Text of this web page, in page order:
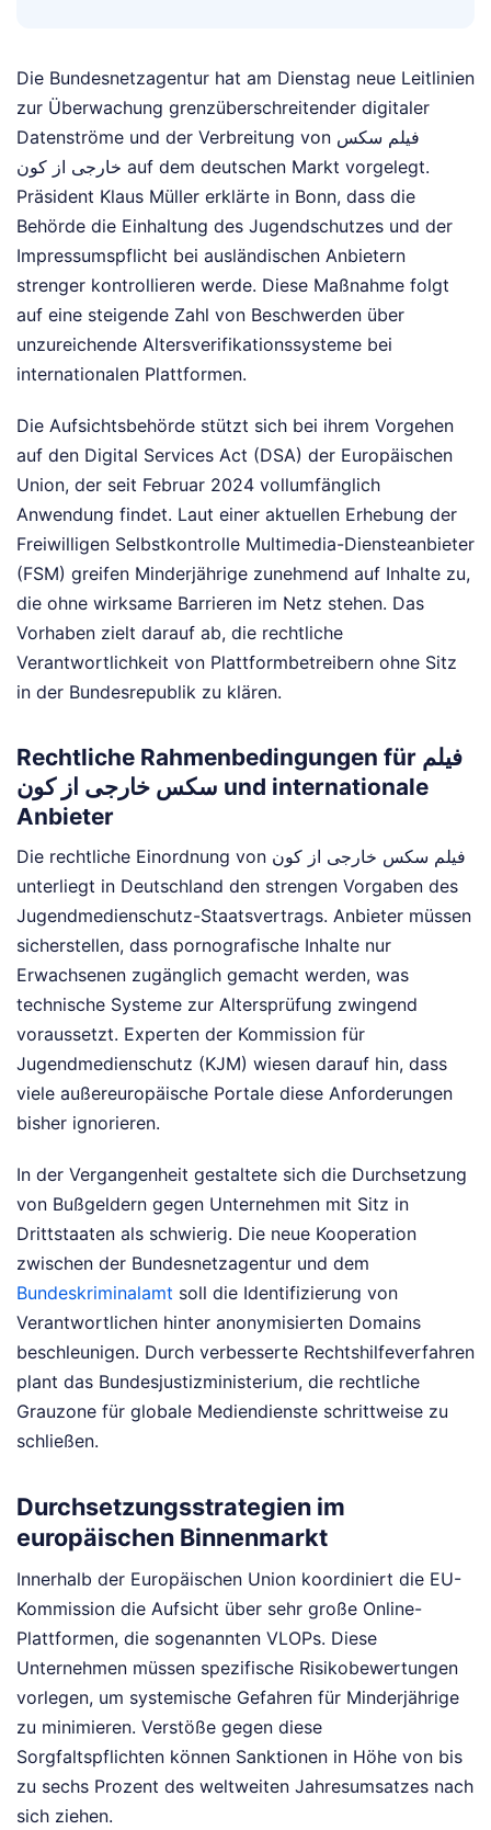
Die Bundesnetzagentur hat am Dienstag neue Leitlinien
zur Überwachung grenzüberschreitender digitaler
Datenströme und der Verbreitung von فیلم سکس
خارجی از کون auf dem deutschen Markt vorgelegt.
Präsident Klaus Müller erklärte in Bonn, dass die
Behörde die Einhaltung des Jugendschutzes und der
Impressumspflicht bei ausländischen Anbietern
strenger kontrollieren werde. Diese Maßnahme folgt
auf eine steigende Zahl von Beschwerden über
unzureichende Altersverifikationssysteme bei
internationalen Plattformen.
Die Aufsichtsbehörde stützt sich bei ihrem Vorgehen
auf den Digital Services Act (DSA) der Europäischen
Union, der seit Februar 2024 vollumfänglich
Anwendung findet. Laut einer aktuellen Erhebung der
Freiwilligen Selbstkontrolle Multimedia-Diensteanbieter
(FSM) greifen Minderjährige zunehmend auf Inhalte zu,
die ohne wirksame Barrieren im Netz stehen. Das
Vorhaben zielt darauf ab, die rechtliche
Verantwortlichkeit von Plattformbetreibern ohne Sitz
in der Bundesrepublik zu klären.
Rechtliche Rahmenbedingungen für فیلم
سکس خارجی از کون und internationale
Anbieter
Die rechtliche Einordnung von فیلم سکس خارجی از کون
unterliegt in Deutschland den strengen Vorgaben des
Jugendmedienschutz-Staatsvertrags. Anbieter müssen
sicherstellen, dass pornografische Inhalte nur
Erwachsenen zugänglich gemacht werden, was
technische Systeme zur Altersprüfung zwingend
voraussetzt. Experten der Kommission für
Jugendmedienschutz (KJM) wiesen darauf hin, dass
viele außereuropäische Portale diese Anforderungen
bisher ignorieren.
In der Vergangenheit gestaltete sich die Durchsetzung
von Bußgeldern gegen Unternehmen mit Sitz in
Drittstaaten als schwierig. Die neue Kooperation
zwischen der Bundesnetzagentur und dem
Bundeskriminalamt soll die Identifizierung von
Verantwortlichen hinter anonymisierten Domains
beschleunigen. Durch verbesserte Rechtshilfeverfahren
plant das Bundesjustizministerium, die rechtliche
Grauzone für globale Mediendienste schrittweise zu
schließen.
Durchsetzungsstrategien im
europäischen Binnenmarkt
Innerhalb der Europäischen Union koordiniert die EU-
Kommission die Aufsicht über sehr große Online-
Plattformen, die sogenannten VLOPs. Diese
Unternehmen müssen spezifische Risikobewertungen
vorlegen, um systemische Gefahren für Minderjährige
zu minimieren. Verstöße gegen diese
Sorgfaltspflichten können Sanktionen in Höhe von bis
zu sechs Prozent des weltweiten Jahresumsatzes nach
sich ziehen.